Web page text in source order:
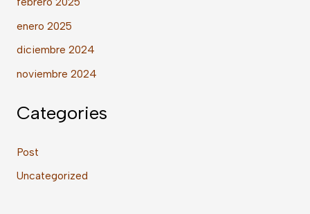
enero 2025
diciembre 2024
noviembre 2024
Categories
Post
Uncategorized